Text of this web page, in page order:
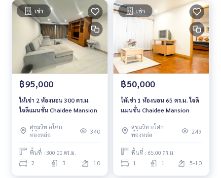
เช่า
฿95,000
ให้เช่า 2 ห้องนอน 300 ตร.ม.
ใจดีแมนชั่น Chaidee Mansion
สุขุมวิท อโศก
ทองหล่อ
340
พื้นที่ : 300.00 ตร.ม.
2 3 10
เช่า
฿50,000
ให้เช่า 1 ห้องนอน 65 ตร.ม. ใจดี
เเมนชั่น Chaidee Mansion
สุขุมวิท อโศก
ทองหล่อ
249
พื้นที่ : 65.00 ตร.ม.
1 1 5-10